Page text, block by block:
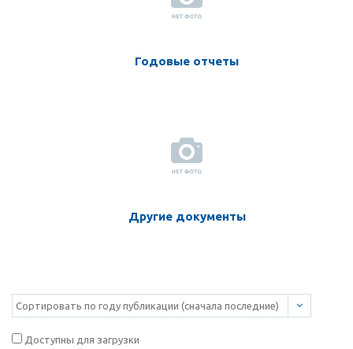
Годовые отчеты
Другие документы
Доступны для загрузки